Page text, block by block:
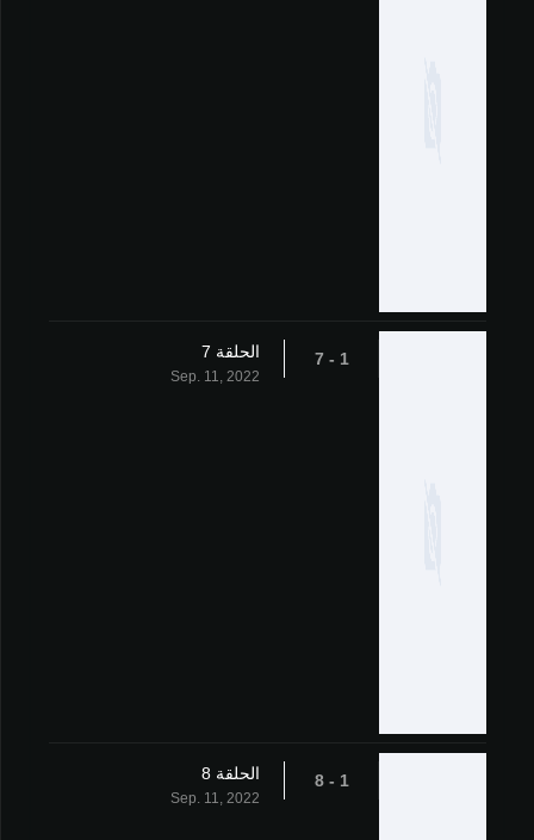
1 - 7 الحلقة 7
Sep. 11, 2022
1 - 8 الحلقة 8
Sep. 11, 2022